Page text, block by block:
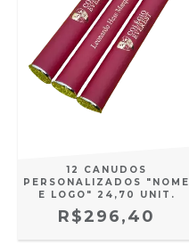
12 CANUDOS
PERSONALIZADOS "NOME
E LOGO" 24,70 UNIT.
R$296,40